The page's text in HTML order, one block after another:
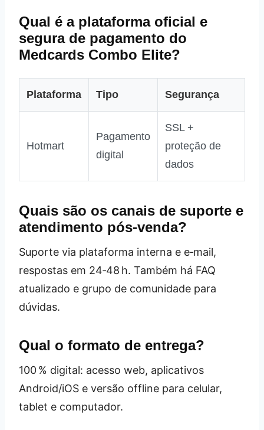
Qual é a plataforma oficial e
segura de pagamento do
Medcards Combo Elite?
Plataforma Tipo Segurança
Hotmart
Pagamento
digital
SSL +
proteção de
dados
Quais são os canais de suporte e
atendimento pós‑venda?
Suporte via plataforma interna e e‑mail,
respostas em 24‑48 h. Também há FAQ
atualizado e grupo de comunidade para
dúvidas.
Qual o formato de entrega?
100 % digital: acesso web, aplicativos
Android/iOS e versão offline para celular,
tablet e computador.